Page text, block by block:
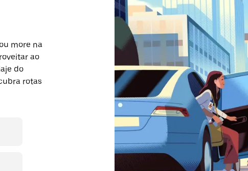
more na
ao
do
rotas